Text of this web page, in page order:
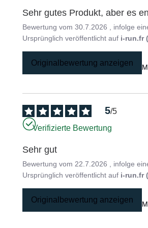
Sehr gutes Produkt, aber es
Bewertung vom30.7.2026 , infolge
Ursprünglich veröffentlicht auf i-run.fr
Originalbewertung anzeigen
5/5
Verifizierte Bewertung
Sehr gut
Bewertung vom22.7.2026 , infolge
Ursprünglich veröffentlicht auf i-run.fr
Originalbewertung anzeigen